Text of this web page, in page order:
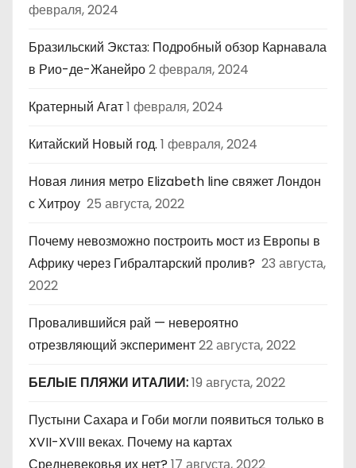
февраля, 2024
Бразильский Экстаз: Подробный обзор Карнавала
в Рио-де-Жанейро2 февраля, 2024
Кратерный Агат1 февраля, 2024
Китайский Новый год. 1 февраля, 2024
Новая линия метро Elizabeth line свяжет Лондон
с Хитроу 25 августа, 2022
Почему невозможно построить мост из Европы в
Африку через Гибралтарский пролив? 23 августа,
2022
Провалившийся рай — невероятно
отрезвляющий эксперимент22 августа, 2022
БЕЛЫЕ ПЛЯЖИ ИТАЛИИ:19 августа, 2022
Пустыни Сахара и Гоби могли появиться только в
XVII-XVIII веках. Почему на картах